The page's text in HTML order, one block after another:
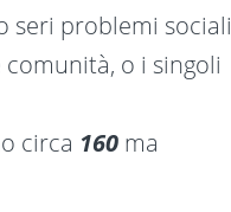
seri problemi sociali
o i singoli
circa 160 ma